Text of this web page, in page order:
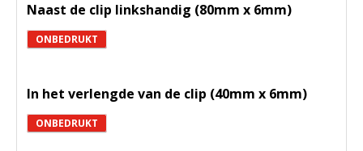
Naast de clip linkshandig (80mm x 6mm)
ONBEDRUKT
In het verlengde van de clip (40mm x 6mm)
ONBEDRUKT